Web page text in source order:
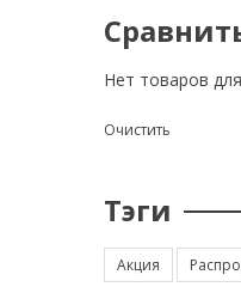
Нет товаров
Очистить
Тэги
Акция